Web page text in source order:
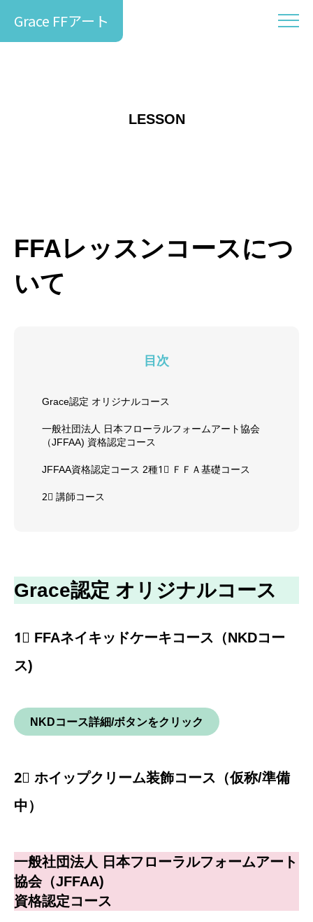
Grace FFアート
LESSON
FFAレッスンコースにつ
いて
目次
Grace認定 オリジナルコース
一般社団法人 日本フローラルフォームアート協会
（JFFAA) 資格認定コース
JFFAA資格認定コース 2種1⃣ ＦＦＡ基礎コース
2⃣ 講師コース
Grace認定 オリジナルコース
1⃣ FFAネイキッドケーキコース（NKDコー
ス)
NKDコース詳細/ボタンをクリック
2⃣ ホイップクリーム装飾コース（仮称/準備
中）
一般社団法人 日本フローラルフォームアート
協会（JFFAA)
資格認定コース